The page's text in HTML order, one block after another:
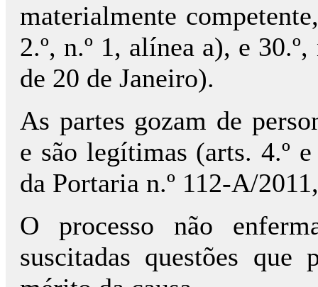
materialmente
2.º, n.º 1, alínea a), e
de 20 de Janeiro).
As partes gozam de
e são legítimas (arts. 4.º
da Portaria n.º 112-A/
O processo não
suscitadas questões que